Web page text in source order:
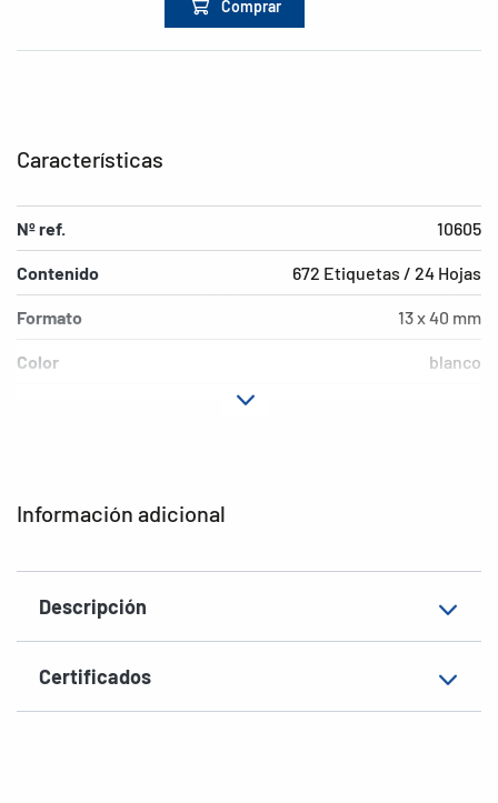
Comprar
Información adicional
Descripción
Certificados
Características
Nº ref. 10605
Contenido 672 Etiquetas / 24 Hojas
Formato 13 x 40 mm
Color blanco
Gramaje
Superficie mate